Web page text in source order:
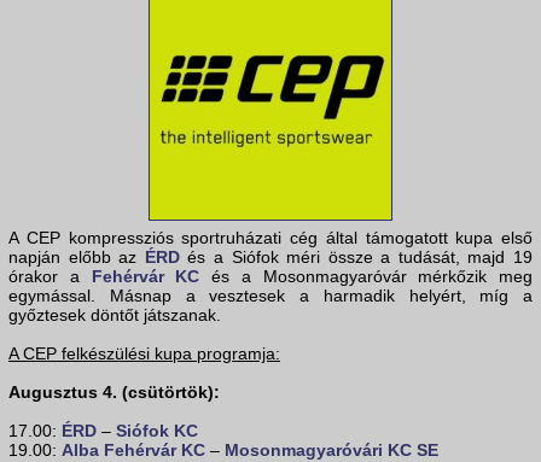
A CEP kompressziós sportruházati cég által támogatott kupa első
napján előbb az ÉRDés a Siófok méri össze a tudását, majd 19
órakor a Fehérvár KC és a Mosonmagyaróvár mérkőzik meg
egymással. Másnap a vesztesek a harmadik helyért, míg a
győztesek döntőt játszanak.
A CEP felkészülési kupa programja:
Augusztus 4. (csütörtök):
17.00: ÉRD – Siófok KC
19.00: Alba Fehérvár KC – Mosonmagyaróvári KC SE